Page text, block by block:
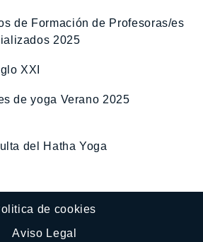
de Formación de Profesoras/es
2025
XXI
de yoga Verano 2025
del Hatha Yoga
de cookies
Aviso Legal